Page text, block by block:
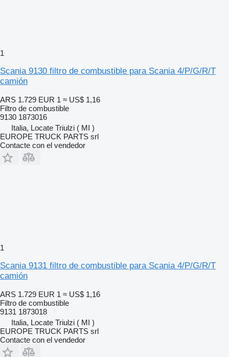
1
Scania 9130 filtro de combustible para Scania 4/P/G/R/T
camión
ARS 1.729 EUR 1 ≈ US$ 1,16
Filtro de combustible
9130 1873016
Italia, Locate Triulzi ( MI )
EUROPE TRUCK PARTS srl
Contacte con el vendedor
1
Scania 9131 filtro de combustible para Scania 4/P/G/R/T
camión
ARS 1.729 EUR 1 ≈ US$ 1,16
Filtro de combustible
9131 1873018
Italia, Locate Triulzi ( MI )
EUROPE TRUCK PARTS srl
Contacte con el vendedor